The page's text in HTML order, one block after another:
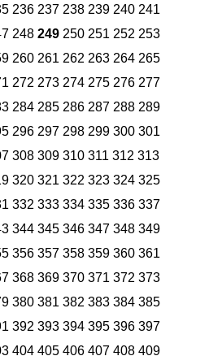
236 237 238 239 240 241
248 249 250 251 252 253
260 261 262 263 264 265
272 273 274 275 276 277
284 285 286 287 288 289
296 297 298 299 300 301
308 309 310 311 312 313
320 321 322 323 324 325
332 333 334 335 336 337
344 345 346 347 348 349
356 357 358 359 360 361
368 369 370 371 372 373
380 381 382 383 384 385
392 393 394 395 396 397
404 405 406 407 408 409